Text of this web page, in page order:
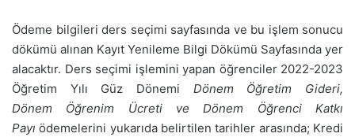
Ödeme bilgileri ders seçimi sayfasında ve bu işlem sonucu
dökümü alınan Kayıt Yenileme Bilgi Dökümü Sayfasında yer
alacaktır. Ders seçimi işlemini yapan öğrenciler 2022-2023
Öğretim Yılı Güz Dönemi Dönem Öğretim Gideri,
Dönem
Öğrenim Ücreti ve Dönem Öğrenci Katkı
Payıödemelerini yukarıda belirtilen tarihler arasında; Kredi